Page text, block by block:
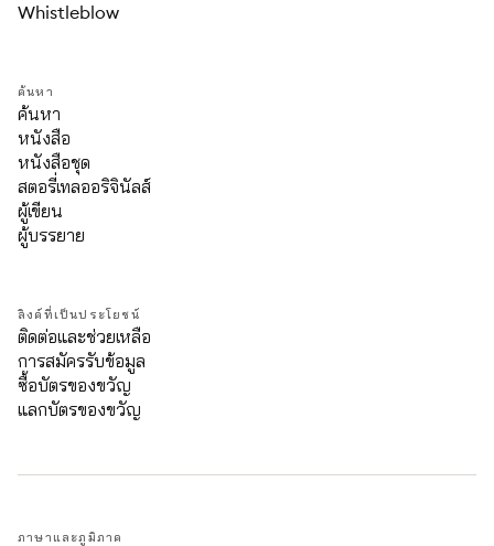
Whistleblow
ค้นหา
ค้นหา
หนังสือ
หนังสือชุด
สตอรี่เทลออริจินัลส์
ผู้เขียน
ผู้บรรยาย
ลิงค์ที่เป็นประโยชน์
ติดต่อและช่วยเหลือ
การสมัครรับข้อมูล
ซื้อบัตรของขวัญ
แลกบัตรของขวัญ
ภาษาและภูมิภาค